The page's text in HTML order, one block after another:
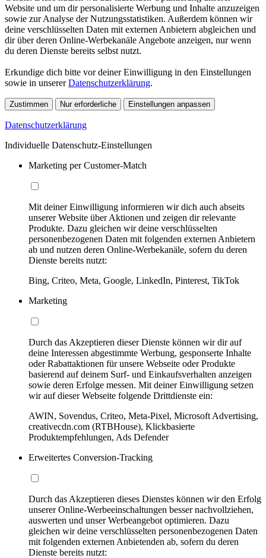
Website und um dir personalisierte Werbung und Inhalte anzuzeigen
sowie zur Analyse der Nutzungsstatistiken. Außerdem können wir
deine verschlüsselten Daten mit externen Anbietern abgleichen und
dir über deren Online-Werbekanäle Angebote anzeigen, nur wenn
du deren Dienste bereits selbst nutzt.
Erkundige dich bitte vor deiner Einwilligung in den Einstellungen
sowie in unsererDatenschutzerklärung.
Zustimmen Nur erforderliche Einstellungen anpassen
Datenschutzerklärung
Individuelle Datenschutz-Einstellungen
Marketing per Customer-Match
Mit deiner Einwilligung informieren wir dich auch abseits
unserer Website über Aktionen und zeigen dir relevante
Produkte. Dazu gleichen wir deine verschlüsselten
personenbezogenen Daten mit folgenden externen Anbietern
ab und nutzen deren Online-Werbekanäle, sofern du deren
Dienste bereits nutzt:
Bing, Criteo, Meta, Google, LinkedIn, Pinterest, TikTok
Marketing
Durch das Akzeptieren dieser Dienste können wir dir auf
deine Interessen abgestimmte Werbung, gesponserte Inhalte
oder Rabattaktionen für unsere Webseite oder Produkte
basierend auf deinem Surf- und Einkaufsverhalten anzeigen
sowie deren Erfolge messen. Mit deiner Einwilligung setzen
wir auf dieser Webseite folgende Drittdienste ein:
AWIN, Sovendus, Criteo, Meta-Pixel, Microsoft Advertising,
creativecdn.com (RTBHouse), Klickbasierte
Produktempfehlungen, Ads Defender
Erweitertes Conversion-Tracking
Durch das Akzeptieren dieses Dienstes können wir den Erfolg
unserer Online-Werbeeinschaltungen besser nachvollziehen,
auswerten und unser Werbeangebot optimieren. Dazu
gleichen wir deine verschlüsselten personenbezogenen Daten
mit folgenden externen Anbietenden ab, sofern du deren
Dienste bereits nutzt: